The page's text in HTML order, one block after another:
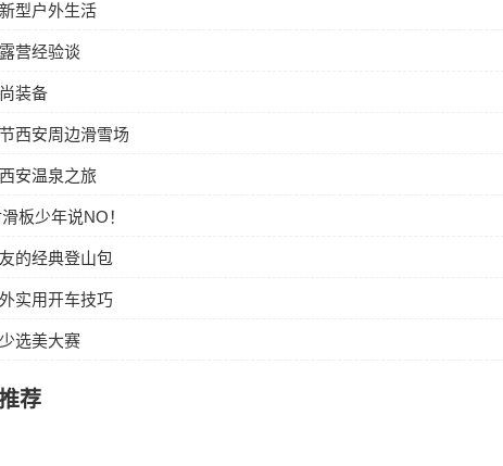
型户外生活
营经验谈
装备
西安周边滑雪场
安温泉之旅
板少年说NO！
的经典登山包
实用开车技巧
选美大赛
荐